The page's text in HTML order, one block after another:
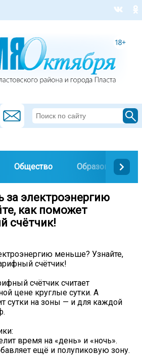
Общество Образование
за электроэнергию
как поможет
счётчик!
меньше? Узнайте,
счётчик!
счётчик считает
цене круглые сутки. А
сутки на зоны — и для каждой
время на «день» и «ночь».
ещё и полупиковую зону.